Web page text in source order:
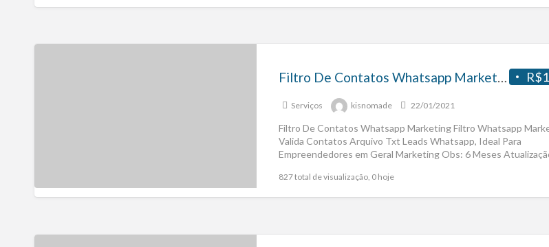
Filtro De Contatos Whatsapp Marketing
Serviços kisnomade 22/01/2021
Filtro De Contatos Whatsapp Marketing Filtro Whatsapp
Valida Contatos Arquivo Txt Leads Whatsapp, Ideal Para
Empreendedores em Geral Marketing Obs: 6 Meses
827 total de visualização, 0 hoje